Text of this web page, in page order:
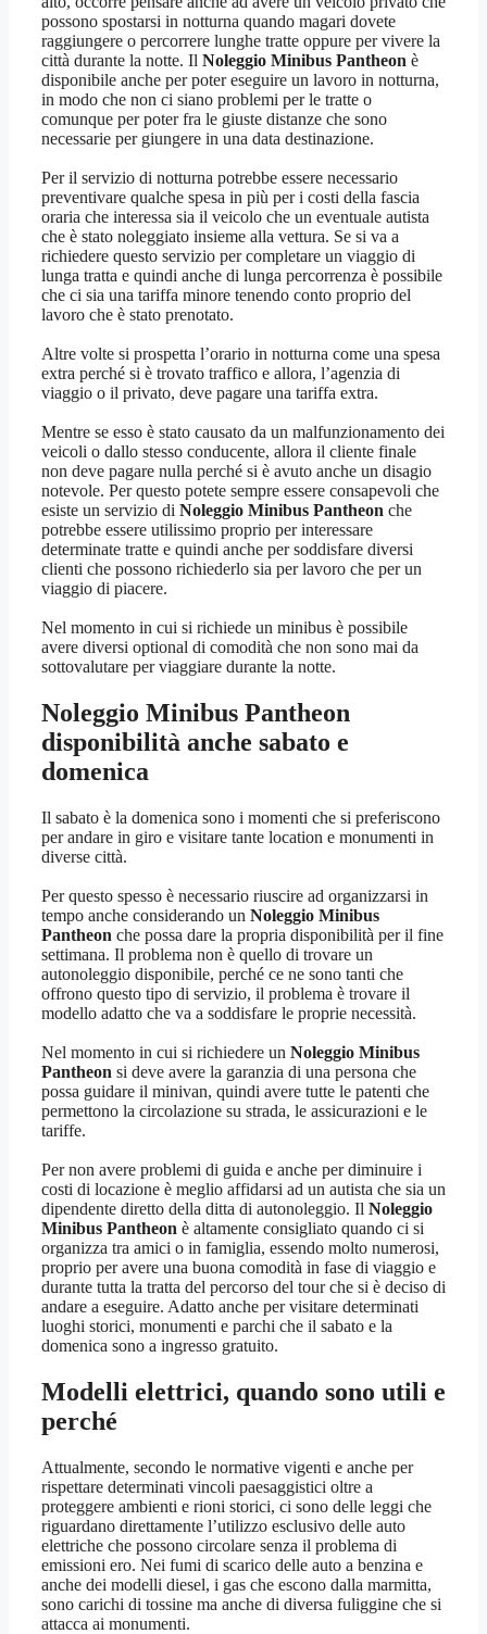
possono spostarsi in notturna quando magari dovete
raggiungere o percorrere lunghe tratte oppure per vivere la
città durante la notte. Il Noleggio Minibus Pantheon è
disponibile anche per poter eseguire un lavoro in notturna,
in modo che non ci siano problemi per le tratte o
comunque per poter fra le giuste distanze che sono
necessarie per giungere in una data destinazione.
Per il servizio di notturna potrebbe essere necessario
preventivare qualche spesa in più per i costi della fascia
oraria che interessa sia il veicolo che un eventuale autista
che è stato noleggiato insieme alla vettura. Se si va a
richiedere questo servizio per completare un viaggio di
lunga tratta e quindi anche di lunga percorrenza è possibile
che ci sia una tariffa minore tenendo conto proprio del
lavoro che è stato prenotato.
Altre volte si prospetta l’orario in notturna come una spesa
extra perché si è trovato traffico e allora, l’agenzia di
viaggio o il privato, deve pagare una tariffa extra.
Mentre se esso è stato causato da un malfunzionamento dei
veicoli o dallo stesso conducente, allora il cliente finale
non deve pagare nulla perché si è avuto anche un disagio
notevole. Per questo potete sempre essere consapevoli che
esiste un servizio di Noleggio Minibus Pantheon che
potrebbe essere utilissimo proprio per interessare
determinate tratte e quindi anche per soddisfare diversi
clienti che possono richiederlo sia per lavoro che per un
viaggio di piacere.
Nel momento in cui si richiede un minibus è possibile
avere diversi optional di comodità che non sono mai da
sottovalutare per viaggiare durante la notte.
Noleggio Minibus Pantheon
disponibilità anche sabato e
domenica
Il sabato è la domenica sono i momenti che si preferiscono
per andare in giro e visitare tante location e monumenti in
diverse città.
Per questo spesso è necessario riuscire ad organizzarsi in
tempo anche considerando un Noleggio Minibus
Pantheon che possa dare la propria disponibilità per il fine
settimana. Il problema non è quello di trovare un
autonoleggio disponibile, perché ce ne sono tanti che
offrono questo tipo di servizio, il problema è trovare il
modello adatto che va a soddisfare le proprie necessità.
Nel momento in cui si richiedere un Noleggio Minibus
Pantheon si deve avere la garanzia di una persona che
possa guidare il minivan, quindi avere tutte le patenti che
permettono la circolazione su strada, le assicurazioni e le
tariffe.
Per non avere problemi di guida e anche per diminuire i
costi di locazione è meglio affidarsi ad un autista che sia un
dipendente diretto della ditta di autonoleggio. Il Noleggio
Minibus Pantheon è altamente consigliato quando ci si
organizza tra amici o in famiglia, essendo molto numerosi,
proprio per avere una buona comodità in fase di viaggio e
durante tutta la tratta del percorso del tour che si è deciso di
andare a eseguire. Adatto anche per visitare determinati
luoghi storici, monumenti e parchi che il sabato e la
domenica sono a ingresso gratuito.
Modelli elettrici, quando sono utili e
perché
Attualmente, secondo le normative vigenti e anche per
rispettare determinati vincoli paesaggistici oltre a
proteggere ambienti e rioni storici, ci sono delle leggi che
riguardano direttamente l’utilizzo esclusivo delle auto
elettriche che possono circolare senza il problema di
emissioni ero. Nei fumi di scarico delle auto a benzina e
anche dei modelli diesel, i gas che escono dalla marmitta,
sono carichi di tossine ma anche di diversa fuliggine che si
attacca ai monumenti.